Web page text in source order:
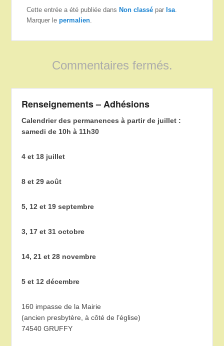
Cette entrée a été publiée dansNon classé parIsa
Marquer lepermalien
Commentaires fermés.
Renseignements – Adhésions
Calendrier des permanences à partir de juillet :
samedi de 10h à 11h30
4 et 18 juillet
8 et 29 août
5, 12 et 19 septembre
3, 17 et 31 octobre
14, 21 et 28 novembre
5 et 12 décembre
160 impasse de la Mairie
(ancien presbytère, à côté de l’église)
74540 GRUFFY